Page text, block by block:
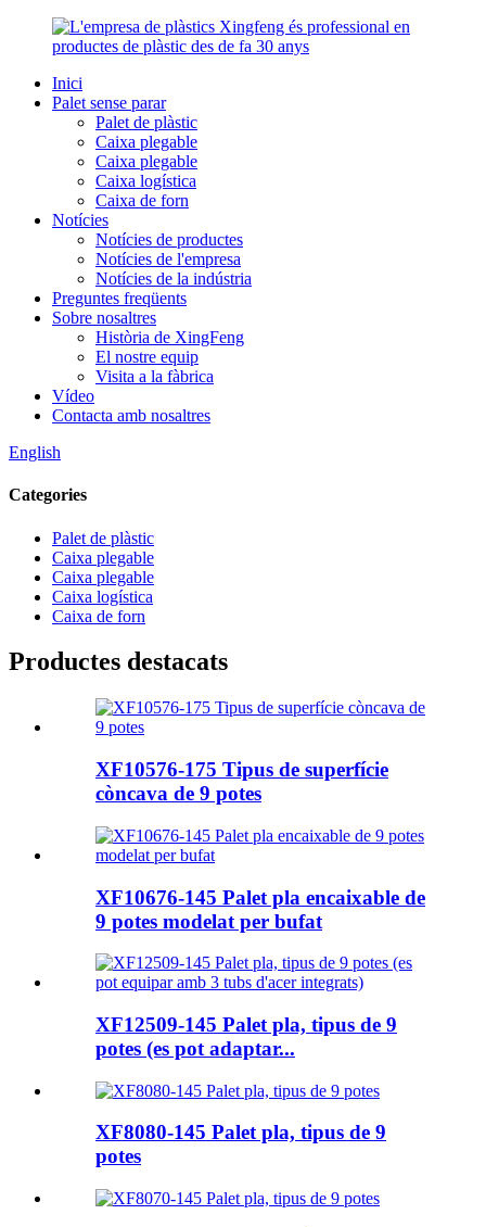
Inici
Palet sense parar
Palet de plàstic
Caixa plegable
Caixa plegable
Caixa logística
Caixa de forn
Notícies
Notícies de productes
Notícies de l'empresa
Notícies de la indústria
Preguntes freqüents
Sobre nosaltres
Història de XingFeng
El nostre equip
Visita a la fàbrica
Vídeo
Contacta amb nosaltres
English
Categories
Palet de plàstic
Caixa plegable
Caixa plegable
Caixa logística
Caixa de forn
Productes destacats
XF10576-175 Tipus de superfície
còncava de 9 potes
XF10676-145 Palet pla encaixable de
9 potes modelat per bufat
XF12509-145 Palet pla, tipus de 9
potes (es pot adaptar...
XF8080-145 Palet pla, tipus de 9
potes